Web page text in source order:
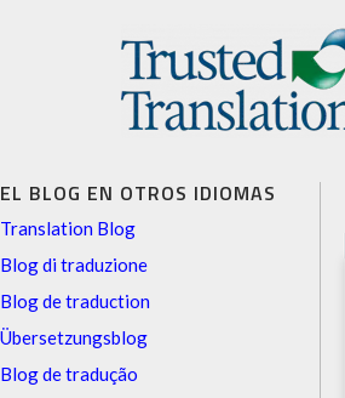
EL BLOG EN OTROS IDIOMAS
Translation Blog
Blog di traduzione
Blog de traduction
Übersetzungsblog
Blog de tradução